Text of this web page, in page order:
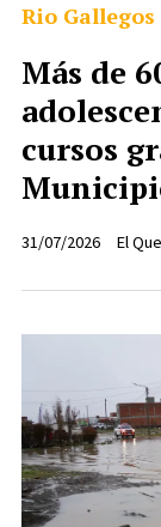
Más de
cursos
El
Rio Gallegos
31/07/2026